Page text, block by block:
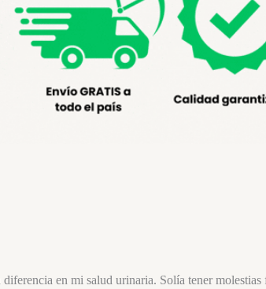
en mi salud urinaria. Solía tener